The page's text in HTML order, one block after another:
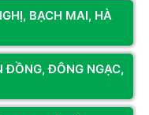
thư mục bạn muốn trên
“file cần xóa”
BẠCH MAI, HÀ
ĐÔNG NGẠC,